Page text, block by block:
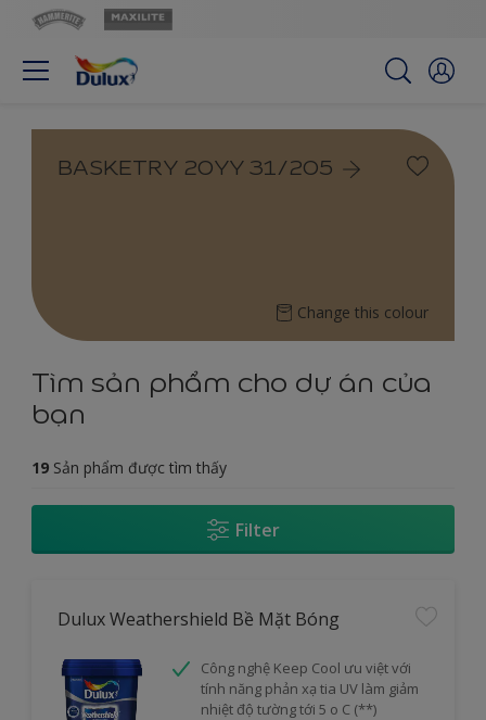
BASKETRY 20YY 31/205
Change this colour
Tìm sản phẩm cho dự án của
bạn
19 Sản phẩm được tìm thấy
Filter
Dulux Weathershield Bề Mặt Bóng
Công nghệ Keep Cool ưu việt với
tính năng phản xạ tia UV làm giảm
nhiệt độ tường tới 5 o C (**)